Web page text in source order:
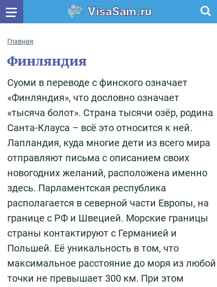
VisaSam.ru
Главная
Финляндия
Суоми в переводе с финского означает
«Финляндия», что дословно означает
«тысяча болот». Страна тысячи озёр, родина
Санта-Клауса – всё это относится к ней.
Лапландия, куда многие дети из всего мира
отправляют письма с описанием своих
новогодних желаний, расположена именно
здесь. Парламентская республика
располагается в северной части Европы, на
границе с РФ и Швецией. Морские границы
страны контактируют с Германией и
Польшей. Её уникальность в том, что
максимальное расстояние до моря из любой
точки не превышает 300 км. При этом